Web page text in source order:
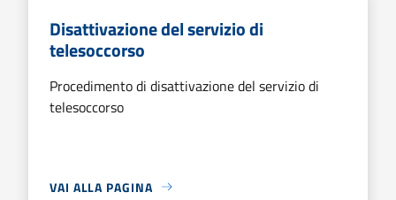
Disattivazione del servizio di
telesoccorso
Procedimento di disattivazione del servizio di
telesoccorso
VAI ALLA PAGINA